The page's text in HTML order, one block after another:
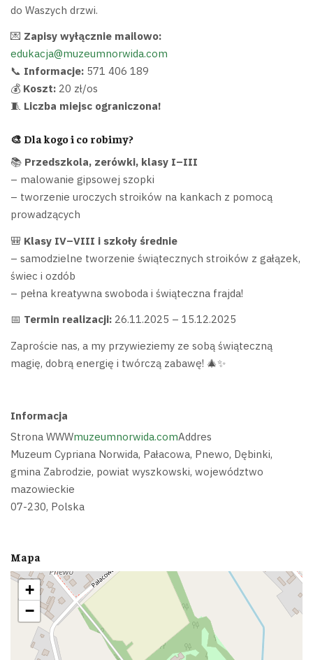
do Waszych drzwi.
💌 Zapisy wyłącznie mailowo:
edukacja@muzeumnorwida.com
📞 Informacje: 571 406 189
💰 Koszt: 20 zł/os
🧵 Liczba miejsc ograniczona!
🎨 Dla kogo i co robimy?
📚 Przedszkola, zerówki, klasy I–III
– malowanie gipsowej szopki
– tworzenie uroczych stroików na kankach z pomocą
prowadzących
🎒 Klasy IV–VIII i szkoły średnie
– samodzielne tworzenie świątecznych stroików z gałązek,
świec i ozdób
– pełna kreatywna swoboda i świąteczna frajda!
📅 Termin realizacji: 26.11.2025 – 15.12.2025
Zaproście nas, a my przywieziemy ze sobą świąteczną
magię, dobrą energię i twórczą zabawę! 🎄✨
Informacja
Strona WWWmuzeumnorwida.comAddres
Muzeum Cypriana Norwida, Pałacowa, Pnewo, Dębinki,
gmina Zabrodzie, powiat wyszkowski, województwo
mazowieckie
07-230, Polska
Mapa
+
−